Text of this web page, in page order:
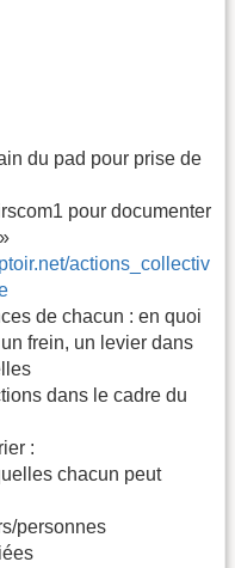
du pad pour prise de
pour documenter
actions_collectiv
de chacun : en quoi
frein, un levier dans
dans le cadre du
:
chacun peut
personnes